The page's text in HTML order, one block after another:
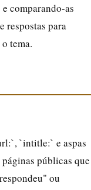
comparando-as
respostas para
tema.
`intitle:` e aspas
públicas que
ou